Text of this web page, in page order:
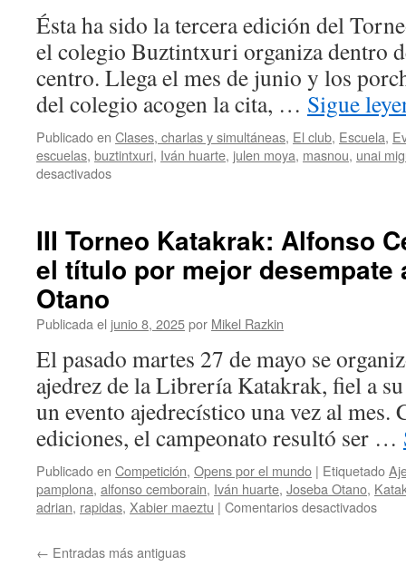
Ésta ha sido la tercera edición del
el colegio Buztintxuri organiza dentro
centro. Llega el mes de junio y los
del colegio acogen la cita, … Sigue
Publicado en Clases, charlas y simultáneas, El club, Escuela,
escuelas, buztintxuri, Iván huarte, julen moya, masnou, unai
desactivadosen
más
grande
la
del
colegio
con
un
Torneo
Masnou
III Torneo Katakrak: Alfonso
el título por mejor desempate
Otano
Publicada el junio 8, 2025por Mikel Razkin
El pasado martes 27 de mayo se
ajedrez de la Librería Katakrak, fiel a
un evento ajedrecístico una vez al mes.
ediciones, el campeonato resultó ser …
Publicado en Competición, Opens por el mundo | Etiquetado
pamplona, alfonso cemborain, Iván huarte, Joseba Otano,
adrian, rapidas, Xabier maeztu | Comentarios desactivadosen
← Entradas más antiguas